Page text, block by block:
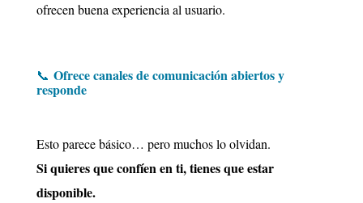
ofrecen buena experiencia al usuario.
📞 Ofrece canales de comunicación abiertos y
responde
Esto parece básico… pero muchos lo olvidan.
Si quieres que confíen en ti, tienes que estar
disponible.